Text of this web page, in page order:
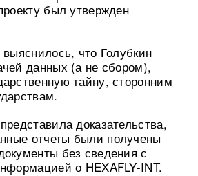
был утвержден
что Голубкин
данных (а не сбором),
тайну, сторонним
доказательства,
отчеты были получены
без сведения с
о HEXAFLY-INT.